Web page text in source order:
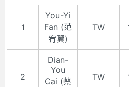
1
You-Yi
Fan (范
宥翼)
TW
2
Dian-
You
Cai (蔡
TW